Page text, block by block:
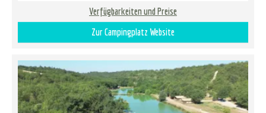
Verfügbarkeiten und Preise
Zur Campingplatz Website